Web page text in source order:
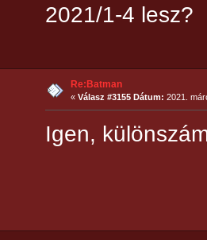
2021/1-4 lesz?
Re:Batman
«Válasz #3155 Dátum: 2021.
Igen,